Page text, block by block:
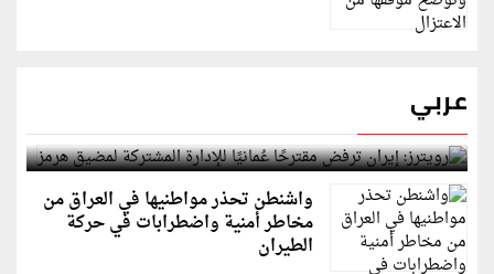
عربي
رويترز: إيران ترفض مقترحًا عُمانيًا للإدارة المشتركة
لمضيق هرمز
واشنطن تحذر مواطنيها في العراق من
مخاطر أمنية واضطرابات في حركة
الطيران